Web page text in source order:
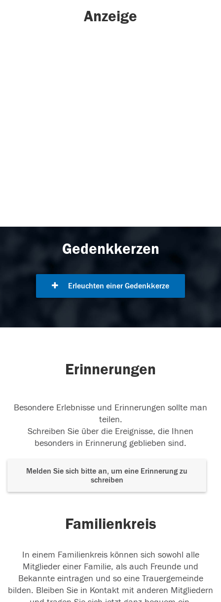
Anzeige
Gedenkkerzen
Erleuchten einer Gedenkkerze
Erinnerungen
Besondere Erlebnisse und Erinnerungen sollte man
teilen.
Schreiben Sie über die Ereignisse, die Ihnen
besonders in Erinnerung geblieben sind.
Melden Sie sich bitte an, um eine Erinnerung zu
schreiben
Familienkreis
In einem Familienkreis können sich sowohl alle
Mitglieder einer Familie, als auch Freunde und
Bekannte eintragen und so eine Trauergemeinde
bilden. Bleiben Sie in Kontakt mit anderen Mitgliedern